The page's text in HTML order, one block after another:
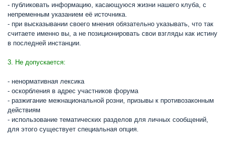
- публиковать информацию, касающуюся жизни нашего клуба, с
непременным указанием её источника.
- при высказывании своего мнения обязательно указывать, что так
считаете именно вы, а не позиционировать свои взгляды как истину
в последней инстанции.
3. Не допускается:
- ненормативная лексика
- оскорбления в адрес участников форума
- разжигание межнациональной розни, призывы к противозаконным
действиям
- использование тематических разделов для личных сообщений,
для этого существует специальная опция.